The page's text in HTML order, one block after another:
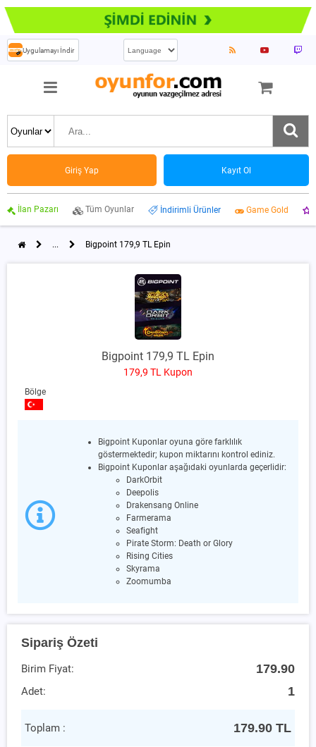
Uygulamayı İndir
Giriş Yap Kayıt Ol
İlan Pazarı Tüm Oyunlar İndirimli Ürünler Game Gold
... Bigpoint 179,9 TL Epin
Bigpoint 179,9 TL Epin
179,9 TL Kupon
Bölge
Bigpoint Kuponlar oyuna göre farklılık
göstermektedir; kupon miktarını kontrol ediniz.
Bigpoint Kuponlar aşağıdaki oyunlarda geçerlidir:
DarkOrbit
Deepolis
Drakensang Online
Farmerama
Seafight
Pirate Storm: Death or Glory
Rising Cities
Skyrama
Zoomumba
Sipariş Özeti
Birim Fiyat: 179.90
Adet: 1
Toplam : 179.90 TL